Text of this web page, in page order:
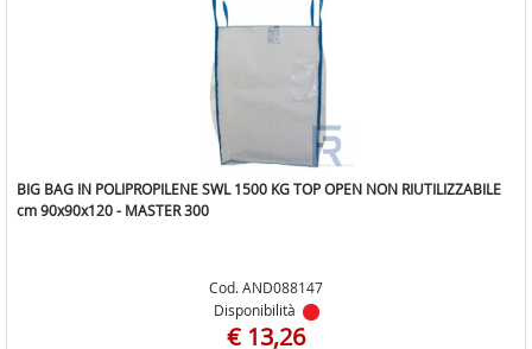
BIG BAG IN POLIPROPILENE SWL 1500 KG TOP OPEN NON RIUTILIZZABILE
cm 90x90x120 - MASTER 300
Cod. AND088147
Disponibilità
€ 13,26